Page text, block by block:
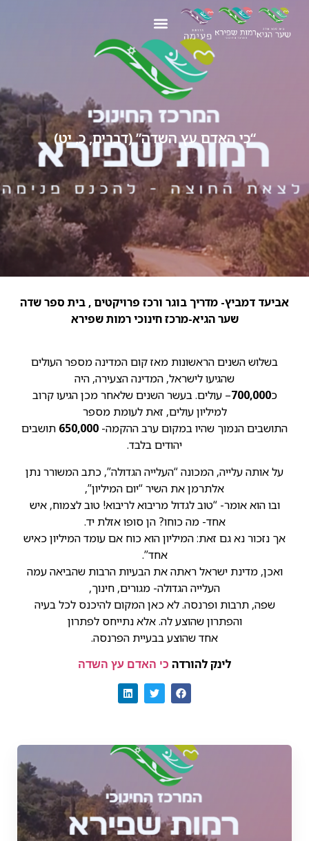
“כי האדם עץ השדה” (דברים, כ, יט)
אביעד דמביץ- מדריך בוגר ורכז פרויקטים , בית ספר שדה
שער הגיא-מרכז חינוכי רמות שפירא
בשלוש השנים הראשונות מאז קום המדינה מספר העולים
שהגיעו לישראל, המדינה הצעירה, היה
כ700,000– עולים. בעשר השנים שלאחר מכן הגיעו קרוב
למיליון עולים, זאת לעומת מספר
התושבים הנמוך שהיו במקום ערב ההקמה- 650,000 תושבים
יהודים בלבד.
על אותה עלייה, המכונה “העלייה הגדולה”, כתב המשורר נתן
אלתרמן את השיר “יום המיליון”,
ובו הוא אומר- “טוב לגדול מריבוא לריבוא! טוב לצמוח, איש
אחד- מה כוחו? הן סופו אזלת יד.
אך נזכור נא גם זאת: המיליון הוא כוח אם עומד המיליון כאיש
אחד”.
ואכן, מדינת ישראל ראתה את הבעיות הרבות שהביאה עמה
העלייה הגדולה- מגורים, חינוך,
שפה, תרבות ופרנסה. לא כאן המקום להיכנס לכל בעיה
והפתרון שהוצע לה. אלא נתייחס לפתרון
אחד שהוצע בבעיית הפרנסה.
לינק להורדה כי האדם עץ השדה